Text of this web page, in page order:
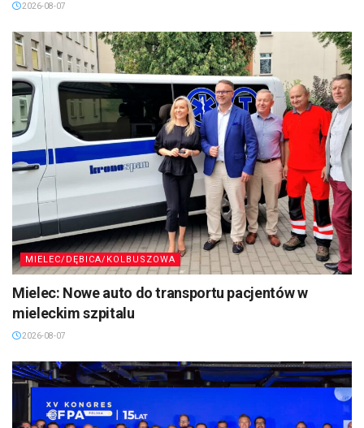
2026-08-07
MIELEC/DĘBICA/KOLBUSZOWA
Mielec: Nowe auto do transportu pacjentów w
mieleckim szpitalu
2026-08-07